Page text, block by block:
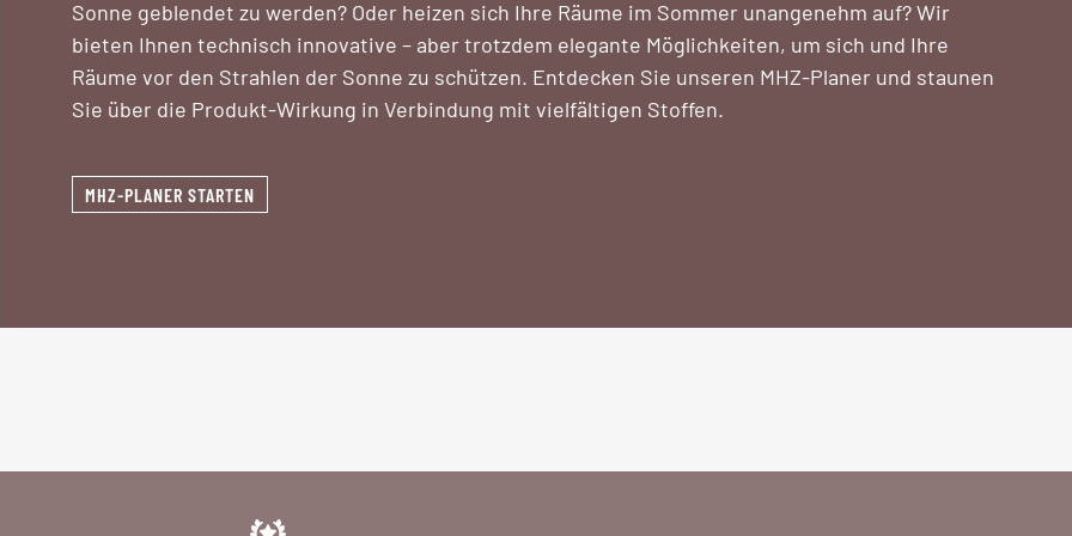
Sonne geblendet zu werden? Oder heizen sich Ihre Räume im Sommer unangenehm auf? Wir
bieten Ihnen technisch innovative – aber trotzdem elegante Möglichkeiten, um sich und Ihre
Räume vor den Strahlen der Sonne zu schützen. Entdecken Sie unseren MHZ-Planer und staunen
Sie über die Produkt-Wirkung in Verbindung mit vielfältigen Stoffen.
MHZ-PLANER STARTEN